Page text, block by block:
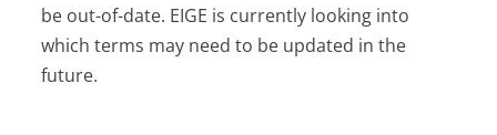
be out-of-date. EIGE is currently looking into
which terms may need to be updated in the
future.